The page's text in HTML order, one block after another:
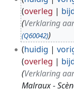
overleg
Verklaring
(Q60042)
huidig
overleg
Verklaring
Malraux -